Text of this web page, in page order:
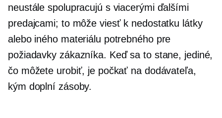
neustále spolupracujú s viacerými ďalšími
predajcami; to môže viesť k nedostatku látky
alebo iného materiálu potrebného pre
požiadavky zákazníka. Keď sa to stane, jediné,
čo môžete urobiť, je počkať na dodávateľa,
kým doplní zásoby.